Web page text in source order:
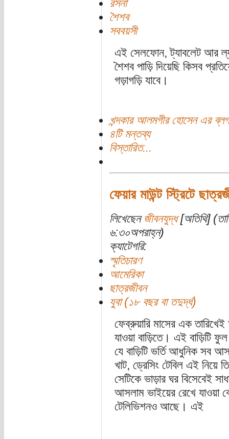
রসনা
শৈশব
সববয়সী
এই সেলফোন, ট্যাবলেট আর
শৈশব পাড়ি দিয়েছি কিসব
গড়াগড়ি যাবে।
খন্দকার আলমগীর হোসেন এর ব্লগ
৪টি মন্তব্য
বিস্তারিত...
ফেয়ার মাউন্ট স্ট্রিটে
লিখেছেন জীবনযুদ্ধ[অতিথি]
৬:৩০অপরাহ্ন)
ক্যাটেগরি:
স্মৃতিচারণ
আমেরিকা
ছাত্রজীবন
যুবা (১৮ বছর বা তদুর্দ্ধ)
ফেব্রুয়ারি মাসের এক
যাওয়া বাড়িতে। এই বাড়িটি
যে বাড়িটি ভর্তি আধুনিক সব
খাট, ড্রেসিং টেবিল এই নিয়ে
সেটিকে ভাড়ার ঘর বিসেবেই
আসলাম ভাইয়ের রেখে যাওয়া
টেলিভিশনও আছে। এই